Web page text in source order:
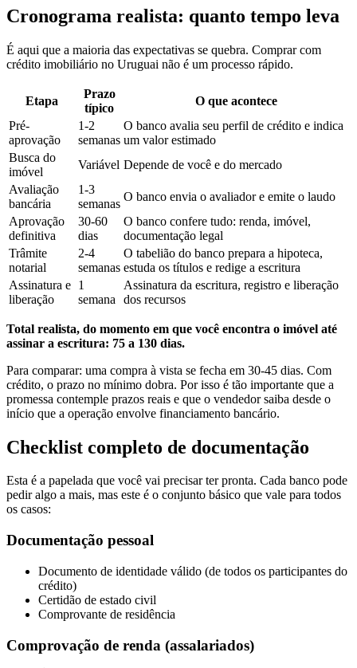
Cronograma realista: quanto tempo leva
É aqui que a maioria das expectativas se quebra. Comprar com
crédito imobiliário no Uruguai não é um processo rápido.
Etapa
Prazo
típico
O que acontece
Pré-
aprovação
1-2
semanas
O banco avalia seu perfil de crédito e indica
um valor estimado
Busca do
imóvel
Variável Depende de você e do mercado
Avaliação
bancária
1-3
semanas
O banco envia o avaliador e emite o laudo
Aprovação
definitiva
30-60
dias
O banco confere tudo: renda, imóvel,
documentação legal
Trâmite
notarial
2-4
semanas
O tabelião do banco prepara a hipoteca,
estuda os títulos e redige a escritura
Assinatura e
liberação
1
semana
Assinatura da escritura, registro e liberação
dos recursos
Total realista, do momento em que você encontra o imóvel até
assinar a escritura: 75 a 130 dias.
Para comparar: uma compra à vista se fecha em 30-45 dias. Com
crédito, o prazo no mínimo dobra. Por isso é tão importante que a
promessa contemple prazos reais e que o vendedor saiba desde o
início que a operação envolve financiamento bancário.
Checklist completo de documentação
Esta é a papelada que você vai precisar ter pronta. Cada banco pode
pedir algo a mais, mas este é o conjunto básico que vale para todos
os casos:
Documentação pessoal
Documento de identidade válido (de todos os participantes do
crédito)
Certidão de estado civil
Comprovante de residência
Comprovação de renda (assalariados)